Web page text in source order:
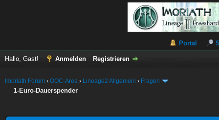
Portal
Hallo, Gast! Anmelden Registrieren
Imoriath Forum › OOC-Area › Lineage2 Allgemein › Fragen
1-Euro-Dauerspender